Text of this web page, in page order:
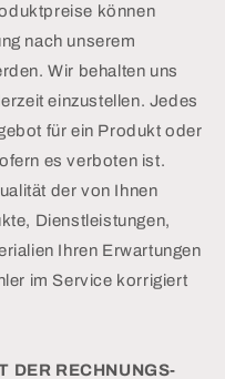
können
nach unserem
Wir behalten uns
einzustellen. Jedes
für ein Produkt oder
es verboten ist.
der von Ihnen
Dienstleistungen,
Ihren Erwartungen
im Service korrigiert
DER RECHNUNGS-